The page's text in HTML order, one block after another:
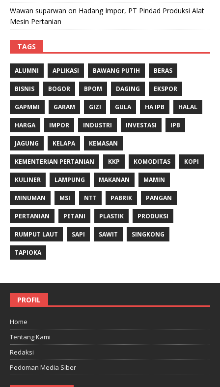
Wawan suparwan on Hadang Impor, PT Pindad Produksi Alat
Mesin Pertanian
TAGS
ALUMNI APLIKASI BAWANG PUTIH BERAS
BISNIS BOGOR BPOM DAGING EKSPOR
GAPMMI GARAM GIZI GULA HA IPB HALAL
HARGA IMPOR INDUSTRI INVESTASI IPB
JAGUNG KELAPA KEMASAN
KEMENTERIAN PERTANIAN KKP KOMODITAS KOPI
KULINER LAMPUNG MAKANAN MAMIN
MINUMAN MSI NTT PABRIK PANGAN
PERTANIAN PETANI PLASTIK PRODUKSI
RUMPUT LAUT SAPI SAWIT SINGKONG
TAPIOKA
PROFIL
Home
Tentang Kami
Redaksi
Pedoman Media Siber